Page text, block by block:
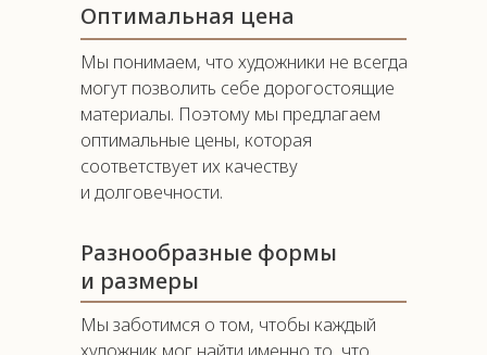
Оптимальная цена
Мы понимаем, что художники не всегда
могут позволить себе дорогостоящие
материалы. Поэтому мы предлагаем
оптимальные цены, которая
соответствует их качеству
и долговечности.
Разнообразные формы
и размеры
Мы заботимся о том, чтобы каждый